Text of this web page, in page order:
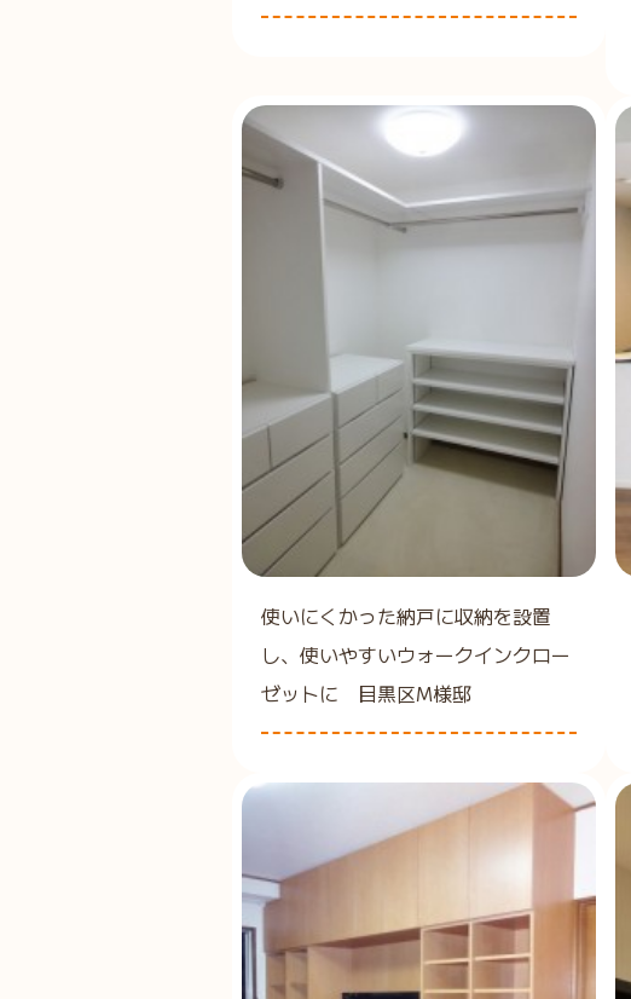
使いにくかった納戸に収納を設置
し、使いやすいウォークインクロー
ゼットに 目黒区M様邸